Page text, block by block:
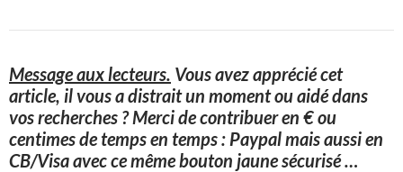
Message aux lecteurs. Vous avez apprécié cet
article, il vous a distrait un moment ou aidé dans
vos recherches ? Merci de contribuer en € ou
centimes de temps en temps : Paypal mais aussi en
CB/Visa avec ce même bouton jaune sécurisé…